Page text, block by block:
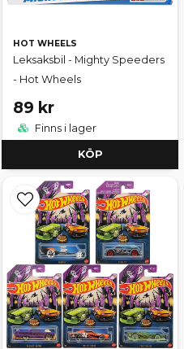
HOT WHEELS
Leksaksbil - Mighty Speeders
- Hot Wheels
89 kr
Finns i lager
KÖP